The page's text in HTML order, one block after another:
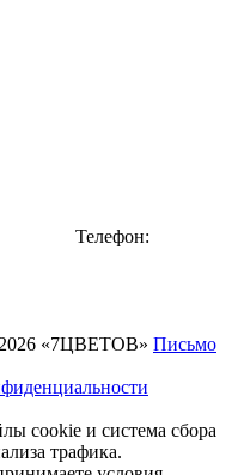
Телефон:
«7ЦВЕТОВ» Письмо
cookie и система сбора
трафика.